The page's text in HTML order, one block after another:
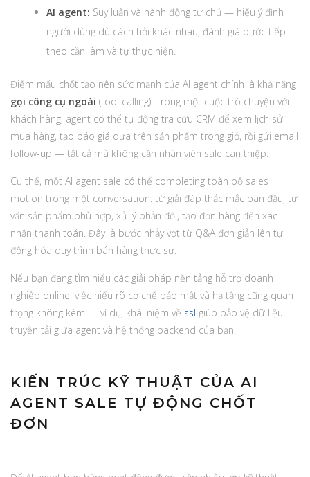
AI agent: Suy luận và hành động tự chủ — hiểu ý định
người dùng dù cách hỏi khác nhau, đánh giá bước tiếp
theo cần làm và tự thực hiện.
Điểm mấu chốt tạo nên sức mạnh của AI agent chính là khả năng
gọi công cụ ngoài (tool calling). Trong một cuộc trò chuyện với
khách hàng, agent có thể tự động tra cứu CRM để xem lịch sử
mua hàng, tạo báo giá dựa trên sản phẩm trong giỏ, rồi gửi email
follow-up — tất cả mà không cần nhân viên sale can thiệp.
Cụ thể, một AI agent sale có thể completing toàn bộ sales
motion trong một conversation: từ giải đáp thắc mắc ban đầu, tư
vấn sản phẩm phù hợp, xử lý phản đối, tạo đơn hàng đến xác
nhận thanh toán. Đây là bước nhảy vọt từ Q&A đơn giản lên tự
động hóa quy trình bán hàng thực sự.
Nếu bạn đang tìm hiểu các giải pháp nền tảng hỗ trợ doanh
nghiệp online, việc hiểu rõ cơ chế bảo mật và hạ tầng cũng quan
trọng không kém — ví dụ, khái niệm về ssl giúp bảo vệ dữ liệu
truyền tải giữa agent và hệ thống backend của bạn.
KIẾN TRÚC KỸ THUẬT CỦA AI
AGENT SALE TỰ ĐỘNG CHỐT
ĐƠN